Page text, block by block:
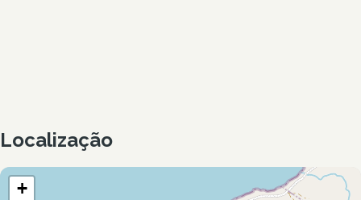
Localização
+